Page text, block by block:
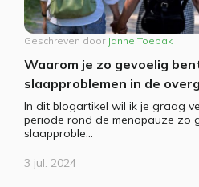
Geschreven door Janne Toebak
Waarom je zo gevoelig
slaapproblemen in de
In dit blogartikel wil ik je graag
periode rond de menopauze zo
slaapproble...
3 jul. 2024